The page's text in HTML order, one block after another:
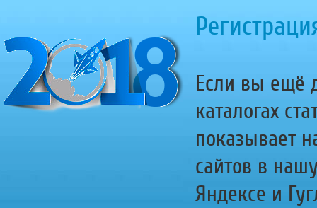
Если вы ещё
каталогах
показывает
сайтов в
Яндексе и